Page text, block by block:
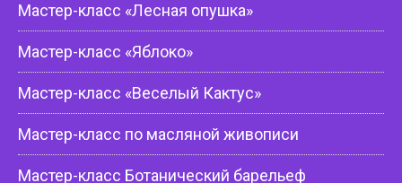
Мастер-класс «Лесная опушка»
Мастер-класс «Яблоко»
Мастер-класс «Веселый Кактус»
Мастер-класс по масляной живописи
Мастер-класс Ботанический барельеф